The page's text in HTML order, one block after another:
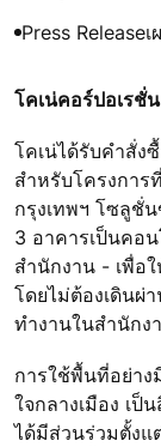
Press Release
โคเน่คอร์ปอเรชั่
โคเน่ได้รับคำสั่ง
สำหรับโครงการ
กรุงเทพฯ โซลูชั่
3 อาคารเป็นคอ
สำนักงาน - เพื่อ
โดยไม่ต้องเดินผ่
ทำงานในสำนักง
การใช้พื้นที่อย่า
ใจกลางเมือง เ
ได้มีส่วนร่วมตั้ง